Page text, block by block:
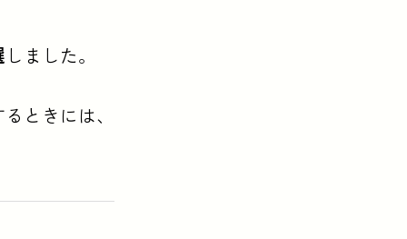
しました。
ときには、